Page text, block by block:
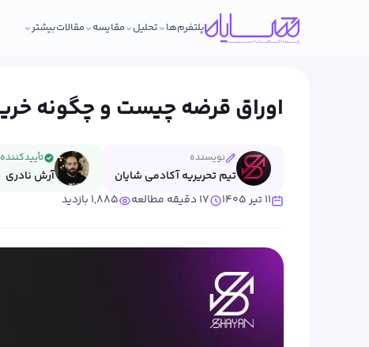
پلتفرم‌ها تحلیل مقایسه مقالاتبیشتر
اوراق قرضه چیست و چگونه
نویسنده
تیم تحریریه آکادمی شایان
تأییدکننده
آرش نادری
۱۱ تیر ۱۴۰۵
۱۷ دقیقه مطالعه ۱,۸۸۵ بازدید